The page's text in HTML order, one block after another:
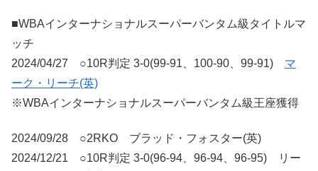
■WBAインターナショナルスーパーバンタム級タイトルマ
ッチ
2024/04/27 ○10R判定 3-0(99-91、100-90、99-91) マ
ーク・リーチ(英)
※WBAインターナショナルスーパーバンタム級王座獲得
2024/09/28 ○2RKO ブラッド・フォスター(英)
2024/12/21 ○10R判定 3-0(96-94、96-94、96-95) リー